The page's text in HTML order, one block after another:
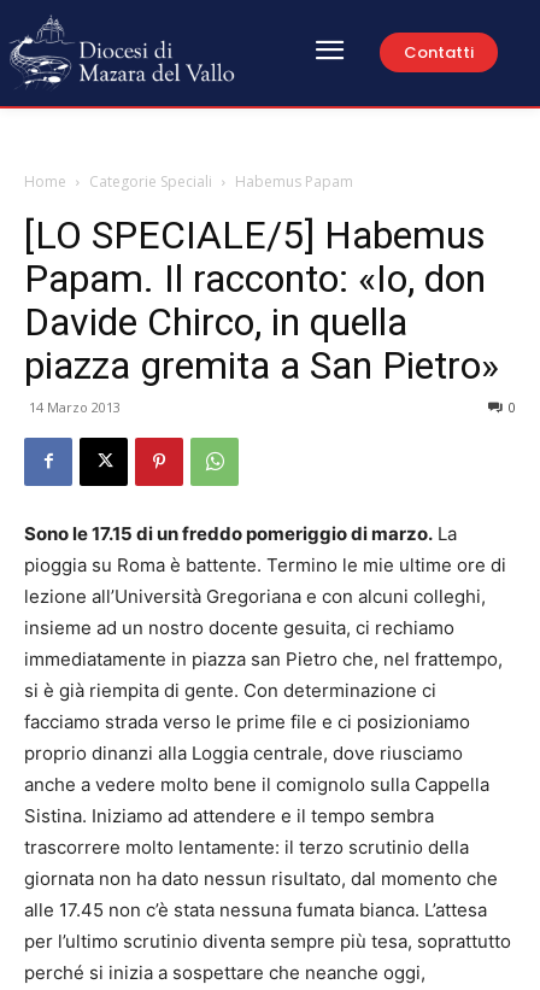
Contatti
Home Categorie Speciali Habemus Papam
[LO SPECIALE/5] Habemus
Papam. Il racconto: «Io, don
Davide Chirco, in quella
piazza gremita a San Pietro»
14 Marzo 2013 0
Sono le 17.15 di un freddo pomeriggio di marzo. La
pioggia su Roma è battente. Termino le mie ultime ore di
lezione all’Università Gregoriana e con alcuni colleghi,
insieme ad un nostro docente gesuita, ci rechiamo
immediatamente in piazza san Pietro che, nel frattempo,
si è già riempita di gente. Con determinazione ci
facciamo strada verso le prime file e ci posizioniamo
proprio dinanzi alla Loggia centrale, dove riusciamo
anche a vedere molto bene il comignolo sulla Cappella
Sistina. Iniziamo ad attendere e il tempo sembra
trascorrere molto lentamente: il terzo scrutinio della
giornata non ha dato nessun risultato, dal momento che
alle 17.45 non c’è stata nessuna fumata bianca. L’attesa
per l’ultimo scrutinio diventa sempre più tesa, soprattutto
perché si inizia a sospettare che neanche oggi,